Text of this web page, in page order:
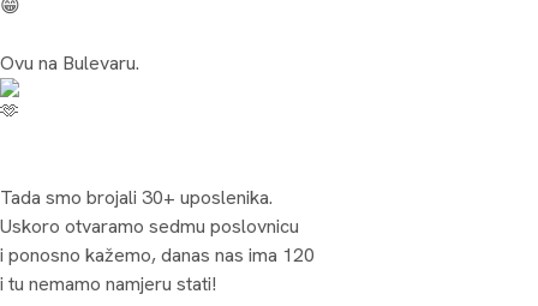
Ovu na Bulevaru.
Tada smo brojali 30+ uposlenika.
Uskoro otvaramo sedmu poslovnicu
i ponosno kažemo, danas nas ima 120
i tu nemamo namjeru stati!